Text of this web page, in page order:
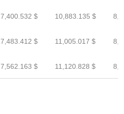
7,400.532 $ 10,883.135 $
7,483.412 $ 11,005.017 $
7,562.163 $ 11,120.828 $